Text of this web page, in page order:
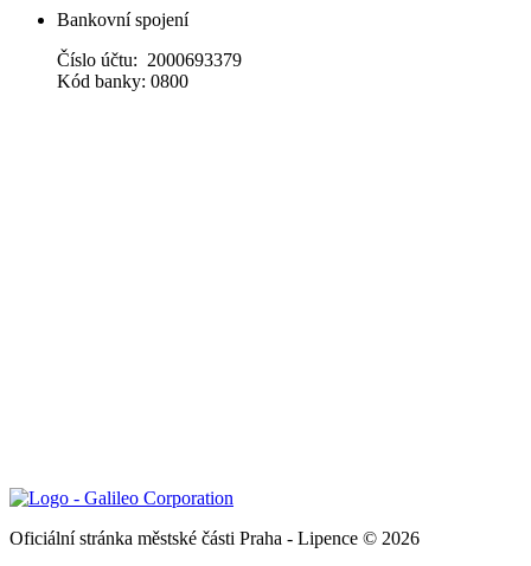
Bankovní spojení
Číslo účtu: 2000693379
Kód banky: 0800
Oficiální stránka městské části Praha - Lipence © 2026